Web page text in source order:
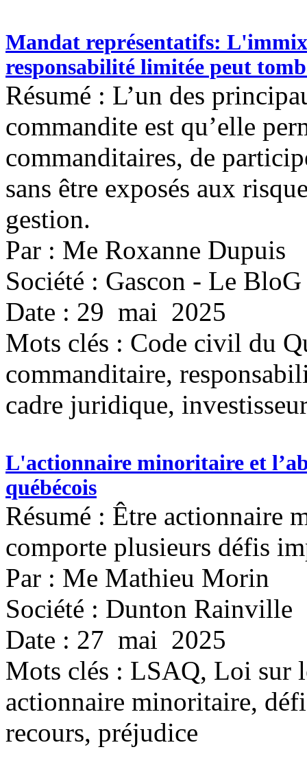
Mandat représentatifs:
responsabilité limitée peut
Résumé : L’un des
commandite est qu’elle
commanditaires, de
sans être exposés aux
gestion.
Par : Me Roxanne Dupuis
Société : Gascon - Le BloG
Date : 29 mai 2025
Mots clés : Code civil du
commanditaire,
cadre juridique,
L'actionnaire minoritaire et
québécois
Résumé : Être actionnaire
comporte plusieurs défis
Par : Me Mathieu Morin
Société : Dunton Rainville
Date : 27 mai 2025
Mots clés : LSAQ, Loi sur
actionnaire minoritaire,
recours, préjudice